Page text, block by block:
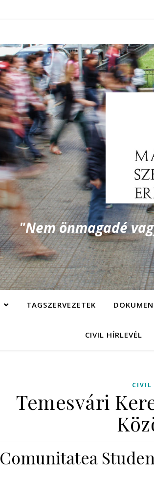
"Nem önmagadé
TAGSZERVEZETEK
CIVIL HÍRLEVÉL
CIVIL
Temesvári
Comunitatea